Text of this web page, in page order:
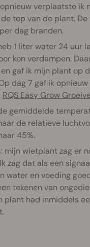
verplaatste ik
top van de plant.
dag branden.
1 liter water 24 uur
kon verdampen.
gaf ik mijn plant op
dag 7 gaf ik opnieuw
RQS Easy Grow
gemiddelde
de relatieve
45%.
: mijn wietplant zag er
zag dat als een
water en voeding
tekenen van
plant had inmiddels